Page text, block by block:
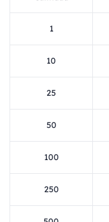
1
10
25
50
100
250